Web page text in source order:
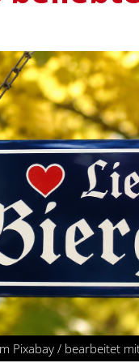
Pixabay / bearbeitet